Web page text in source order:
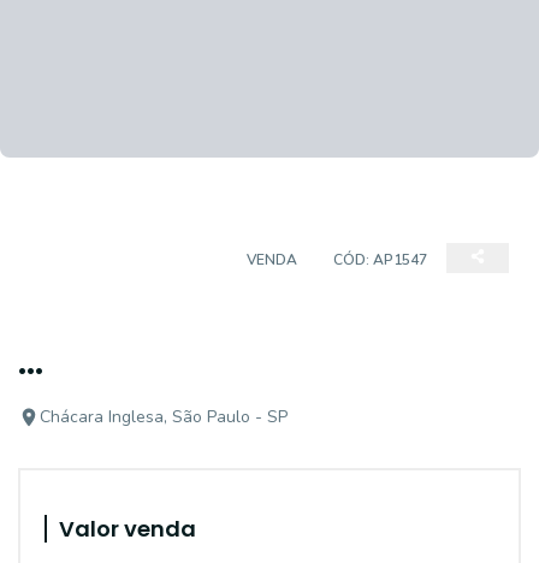
VENDA CÓD: AP1547
...
Chácara Inglesa, São Paulo - SP
Valor venda